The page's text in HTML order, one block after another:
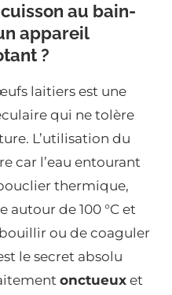
au bain-
appareil
?
laitiers est une
qui ne tolère
L’utilisation du
car l’eau entourant
thermique,
de 100 °C et
ou de coaguler
le secret absolu
onctueux et